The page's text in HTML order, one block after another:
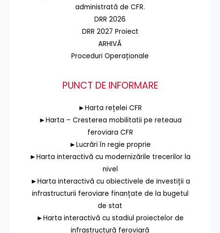
administrată de CFR.
DRR 2026
DRR 2027 Proiect
ARHIVĂ
Proceduri Operaționale
PUNCT DE INFORMARE
►Harta rețelei CFR
►Harta – Cresterea mobilitatii pe reteaua
feroviara CFR
►Lucrări în regie proprie
►Harta interactivă cu modernizările trecerilor la
nivel
►Harta interactivă cu obiectivele de investiții a
infrastructurii feroviare finanțate de la bugetul
de stat
►Harta interactivă cu stadiul proiectelor de
infrastructură feroviară